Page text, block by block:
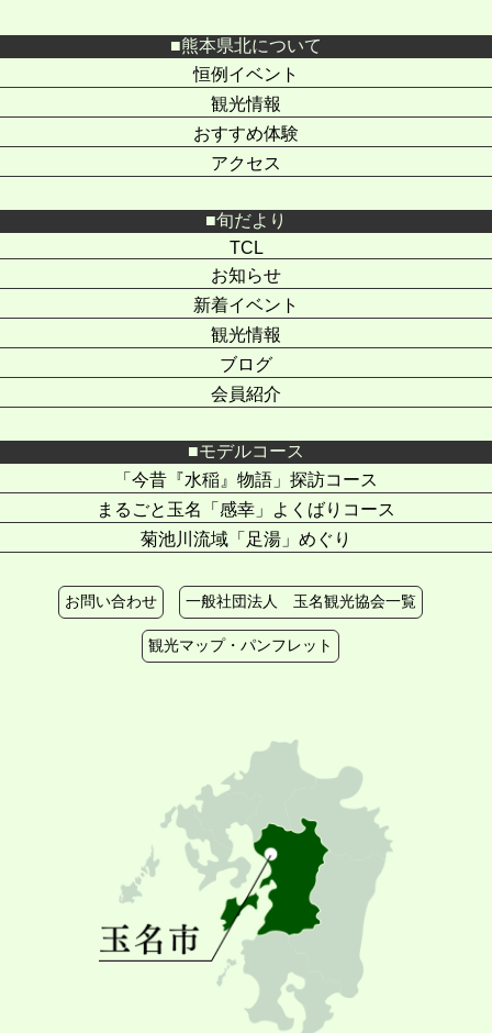
熊本県北について
恒例イベント
観光情報
おすすめ体験
アクセス
旬だより
TCL
お知らせ
新着イベント
観光情報
ブログ
会員紹介
モデルコース
「今昔『水稲』物語」探訪コース
まるごと玉名「感幸」よくばりコース
菊池川流域「足湯」めぐり
お問い合わせ 一般社団法人 玉名観光協会一覧
観光マップ・パンフレット